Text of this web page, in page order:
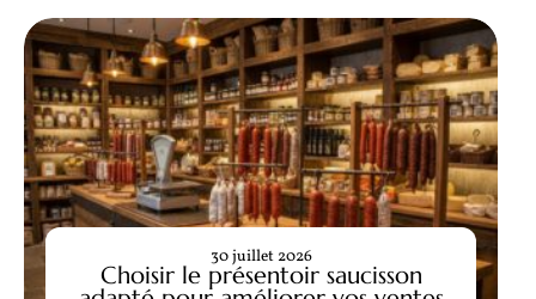
Choisir le présentoir saucisson
30 juillet 2026